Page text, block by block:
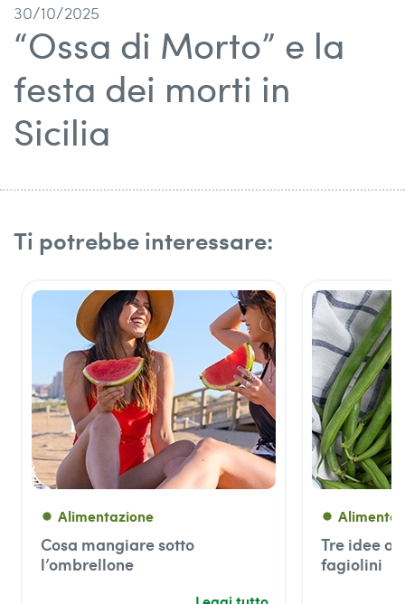
30/10/2025
“Ossa di Morto” e la
festa dei morti in
Sicilia
Ti potrebbe interessare:
fiber_manual_record Alimentazione
Cosa mangiare sotto
l’ombrellone
fiber_manual_record
Tre idee
fagiolini